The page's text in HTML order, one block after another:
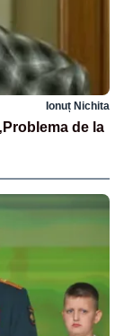
Ionuț Nichita
de la